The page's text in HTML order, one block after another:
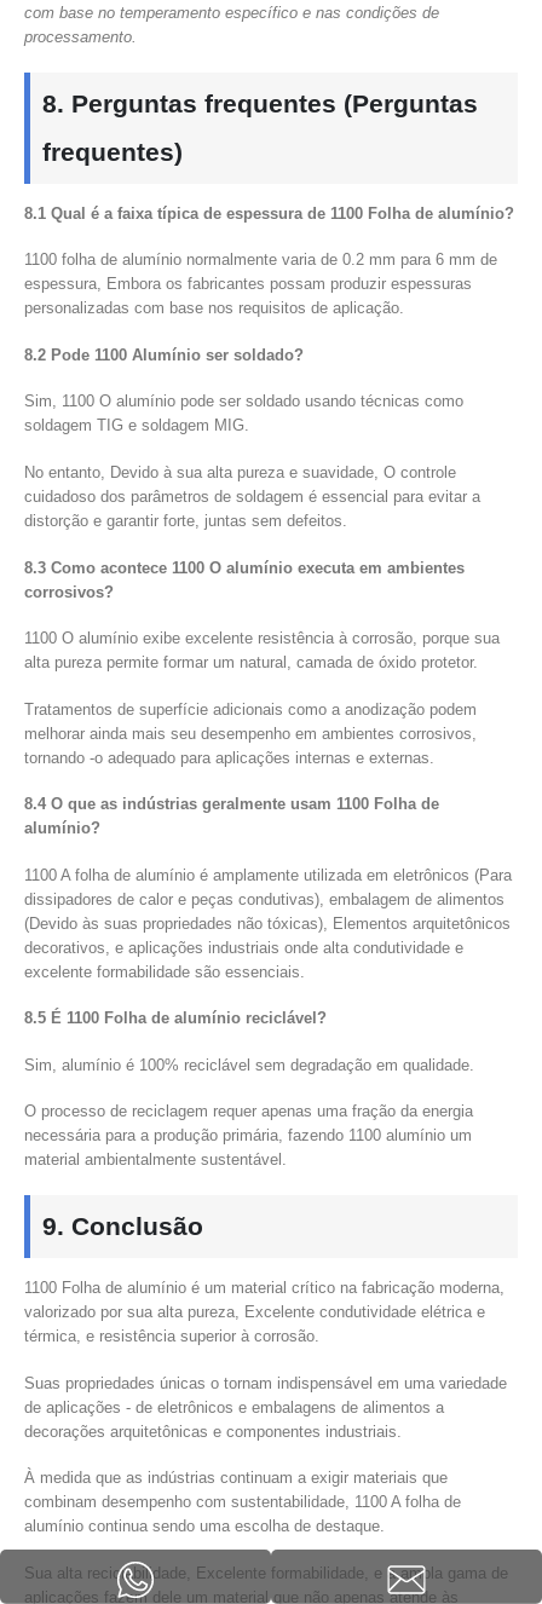
com base no temperamento específico e nas condições de
processamento.
8. Perguntas frequentes (Perguntas
frequentes)
8.1 Qual é a faixa típica de espessura de 1100 Folha de alumínio?
1100 folha de alumínio normalmente varia de 0.2 mm para 6 mm de
espessura, Embora os fabricantes possam produzir espessuras
personalizadas com base nos requisitos de aplicação.
8.2 Pode 1100 Alumínio ser soldado?
Sim, 1100 O alumínio pode ser soldado usando técnicas como
soldagem TIG e soldagem MIG.
No entanto, Devido à sua alta pureza e suavidade, O controle
cuidadoso dos parâmetros de soldagem é essencial para evitar a
distorção e garantir forte, juntas sem defeitos.
8.3 Como acontece 1100 O alumínio executa em ambientes
corrosivos?
1100 O alumínio exibe excelente resistência à corrosão, porque sua
alta pureza permite formar um natural, camada de óxido protetor.
Tratamentos de superfície adicionais como a anodização podem
melhorar ainda mais seu desempenho em ambientes corrosivos,
tornando -o adequado para aplicações internas e externas.
8.4 O que as indústrias geralmente usam 1100 Folha de
alumínio?
1100 A folha de alumínio é amplamente utilizada em eletrônicos (Para
dissipadores de calor e peças condutivas), embalagem de alimentos
(Devido às suas propriedades não tóxicas), Elementos arquitetônicos
decorativos, e aplicações industriais onde alta condutividade e
excelente formabilidade são essenciais.
8.5 É 1100 Folha de alumínio reciclável?
Sim, alumínio é 100% reciclável sem degradação em qualidade.
O processo de reciclagem requer apenas uma fração da energia
necessária para a produção primária, fazendo 1100 alumínio um
material ambientalmente sustentável.
9. Conclusão
1100 Folha de alumínio é um material crítico na fabricação moderna,
valorizado por sua alta pureza, Excelente condutividade elétrica e
térmica, e resistência superior à corrosão.
Suas propriedades únicas o tornam indispensável em uma variedade
de aplicações - de eletrônicos e embalagens de alimentos a
decorações arquitetônicas e componentes industriais.
À medida que as indústrias continuam a exigir materiais que
combinam desempenho com sustentabilidade, 1100 A folha de
alumínio continua sendo uma escolha de destaque.
Sua alta reciclabilidade, Excelente formabilidade, e a ampla gama de
aplicações fazem dele um material que não apenas atende às